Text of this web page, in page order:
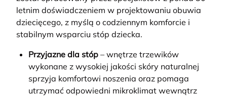
letnim doświadczeniem w projektowaniu obuwia
dziecięcego, z myślą o codziennym komforcie i
stabilnym wsparciu stóp dziecka.
Przyjazne dla stóp – wnętrze trzewików
wykonane z wysokiej jakości skóry naturalnej
sprzyja komfortowi noszenia oraz pomaga
utrzymać odpowiedni mikroklimat wewnątrz